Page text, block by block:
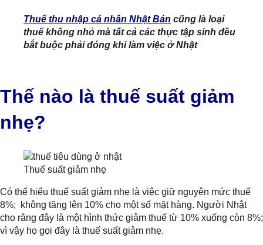
Thuế thu nhập cá nhân Nhật Bản cũng là loại
thuế không nhỏ mà tất cả các thực tập sinh đều
bắt buộc phải đóng khi làm việc ở Nhật
Thế nào là thuế suất giảm
nhẹ?
Thuế suất giảm nhẹ
Có thể hiểu thuế suất giảm nhẹ là việc giữ nguyên mức thuế
8%; không tăng lên 10% cho một số mặt hàng. Người Nhật
cho rằng đây là một hình thức giảm thuế từ 10% xuống còn 8%;
vì vậy họ gọi đây là thuế suất giảm nhẹ.